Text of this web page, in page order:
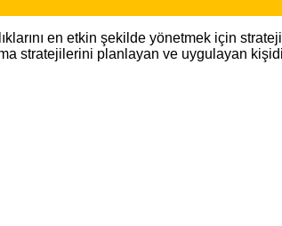
en etkin şekilde yönetmek için
stratejilerini planlayan ve uygulayan